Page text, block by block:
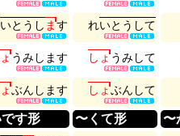
いと う し ます れいと う して
ょうみし ます し ょうみして
ょぶん し ます し ょぶん して
す形 〜くて形 〜